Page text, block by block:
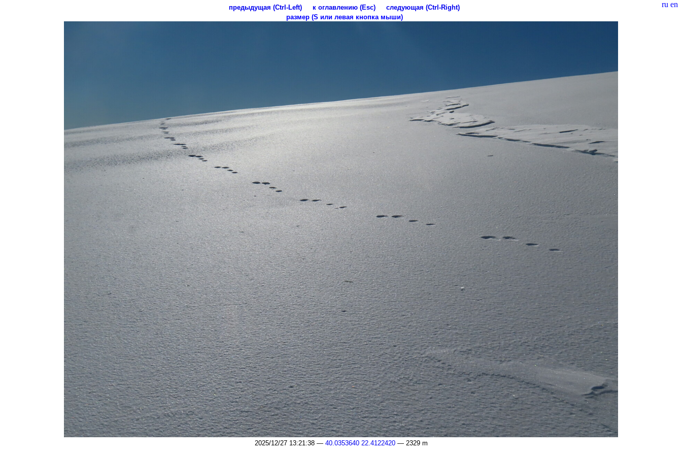
ru en
предыдущая (Ctrl-Left) к оглавлению (Esc)
следующая (Ctrl-Right)
размер (S или левая кнопка мыши)
2025/12/27 13:21:38 — 40.0353640 22.4122420— 2329 m